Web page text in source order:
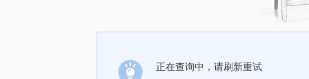
正在查询中，请刷新重试